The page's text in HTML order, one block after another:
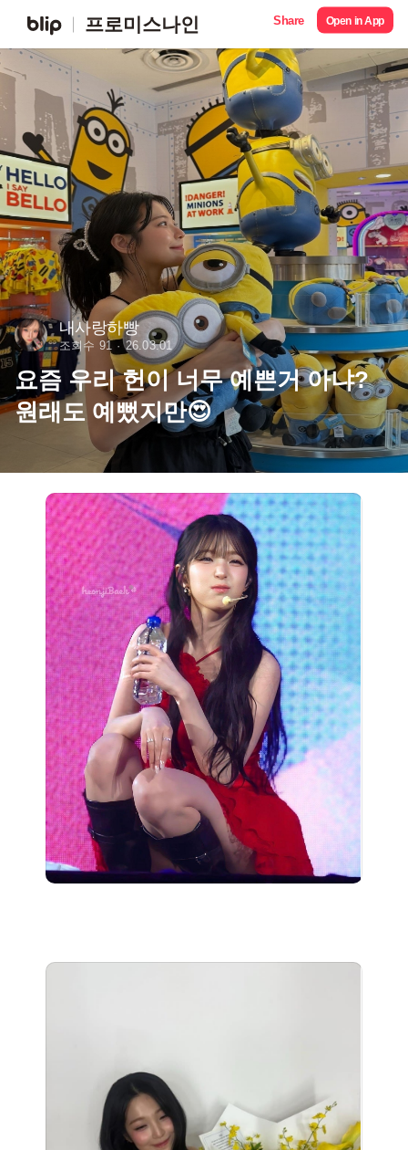
프로미스나인 Share Open in App
내사랑하빵
조회수 91 26.03.01
요즘 우리 헌이 너무 예쁜거 아냐?
원래도 예뻤지만😍